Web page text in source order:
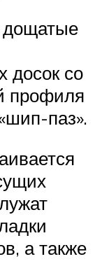
дощатые
досок со
профиля
паз».
а также